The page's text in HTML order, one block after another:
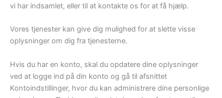
vi har indsamlet, eller til at kontakte os for at få hjælp.
Vores tjenester kan give dig mulighed for at slette visse
oplysninger om dig fra tjenesterne.
Hvis du har en konto, skal du opdatere dine oplysninger
ved at logge ind på din konto og gå til afsnittet
Kontoindstillinger, hvor du kan administrere dine personlige